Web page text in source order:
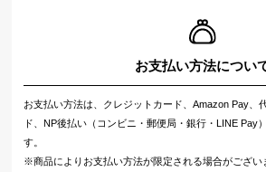
お支払い方法につい
お支払い方法は、クレジットカード、Amazon Pay、
ド、NP後払い（コンビニ・郵便局・銀行・LINE Pay
す。
※商品によりお支払い方法が限定される場合がござい